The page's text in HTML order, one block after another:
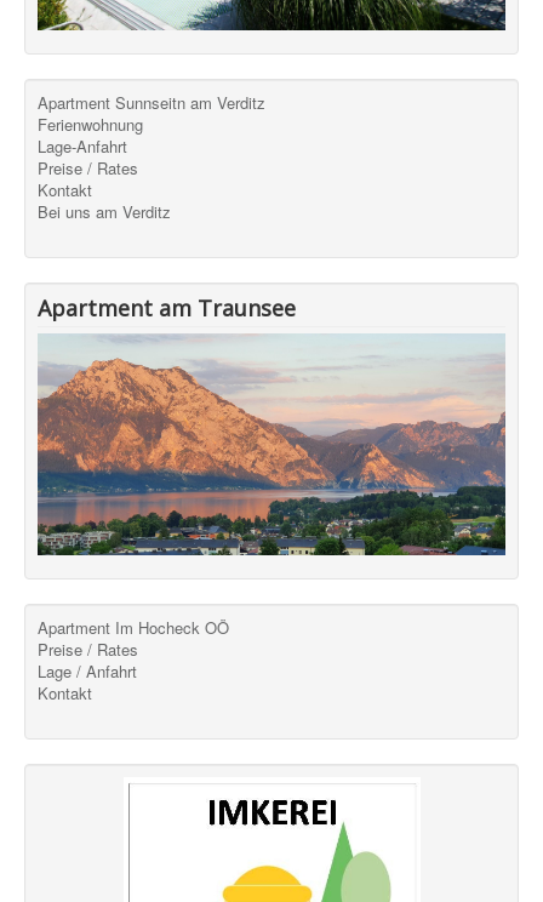
Apartment Sunnseitn am Verditz
Ferienwohnung
Lage-Anfahrt
Preise / Rates
Kontakt
Bei uns am Verditz
Apartment am Traunsee
Apartment Im Hocheck OÖ
Preise / Rates
Lage / Anfahrt
Kontakt